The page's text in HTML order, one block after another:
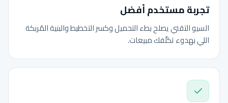
تجربة مستخدم أفضل
السيو التقني يصلح بطء التحميل وكسر التخطيط والبنية المُربكة
اللي بهدوء تكلّفك مبيعات.